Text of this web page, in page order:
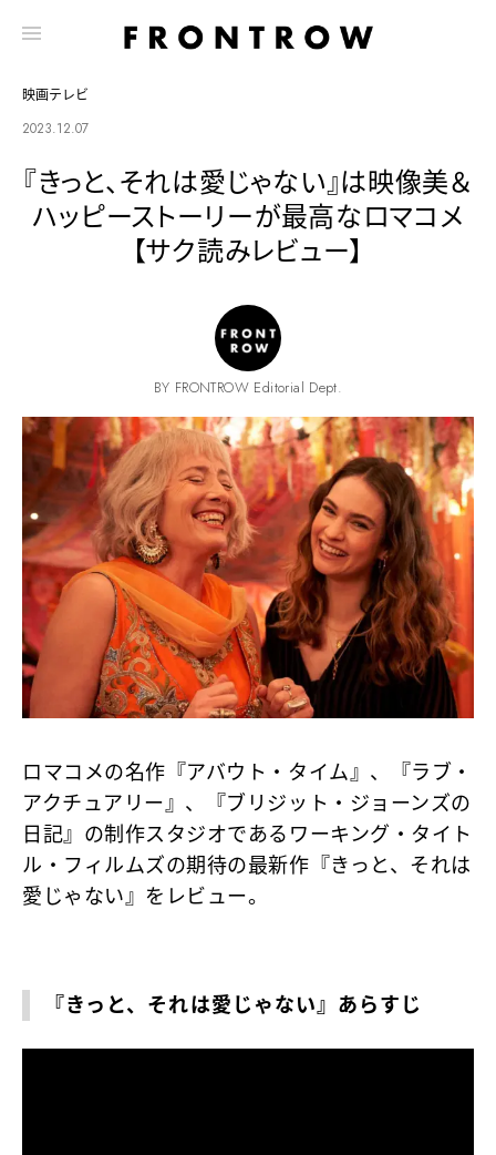
映画テレビ
2023.12.07
『きっと、それは愛じゃない』は映像美＆
ハッピーストーリーが最高なロマコメ
【サク読みレビュー】
BY FRONTROW Editorial Dept.
ロマコメの名作『アバウト・タイム』、『ラブ・
アクチュアリー』、『ブリジット・ジョーンズの
日記』の制作スタジオであるワーキング・タイト
ル・フィルムズの期待の最新作『きっと、それは
愛じゃない』をレビュー。
『きっと、それは愛じゃない』あらすじ